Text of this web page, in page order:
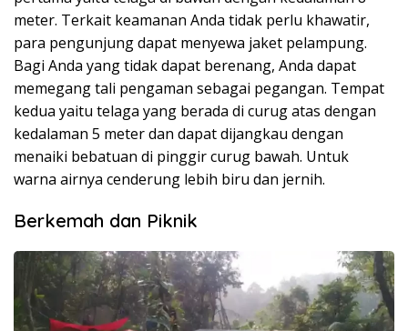
meter. Terkait keamanan Anda tidak perlu khawatir,
para pengunjung dapat menyewa jaket pelampung.
Bagi Anda yang tidak dapat berenang, Anda dapat
memegang tali pengaman sebagai pegangan. Tempat
kedua yaitu telaga yang berada di curug atas dengan
kedalaman 5 meter dan dapat dijangkau dengan
menaiki bebatuan di pinggir curug bawah. Untuk
warna airnya cenderung lebih biru dan jernih.
Berkemah dan Piknik